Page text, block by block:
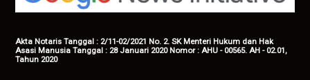
Akta Notaris Tanggal : 2/11-02/2021 No. 2. SK Menteri Hukum dan Hak
Asasi Manusia Tanggal : 28 Januari 2020 Nomor : AHU - 00565. AH - 02.01,
Tahun 2020